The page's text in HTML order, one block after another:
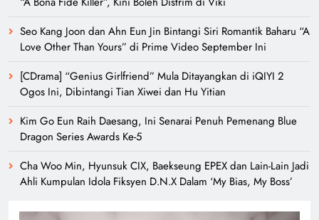
Seo Kang Joon dan Ahn Eun Jin Bintangi Siri Romantik Baharu “A
Love Other Than Yours” di Prime Video September Ini
[CDrama] “Genius Girlfriend” Mula Ditayangkan di iQIYI 2
Ogos Ini, Dibintangi Tian Xiwei dan Hu Yitian
Kim Go Eun Raih Daesang, Ini Senarai Penuh Pemenang Blue
Dragon Series Awards Ke-5
Cha Woo Min, Hyunsuk CIX, Baekseung EPEX dan Lain-Lain Jadi
Ahli Kumpulan Idola Fiksyen D.N.X Dalam ‘My Bias, My Boss’